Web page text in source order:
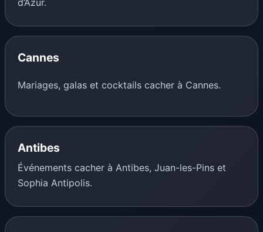
d’Azur.
Cannes
Mariages, galas et cocktails cacher à Cannes.
Antibes
Événements cacher à Antibes, Juan-les-Pins et
Sophia Antipolis.